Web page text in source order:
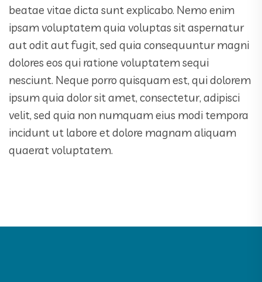
beatae vitae dicta sunt explicabo. Nemo enim
ipsam voluptatem quia voluptas sit aspernatur
aut odit aut fugit, sed quia consequuntur magni
dolores eos qui ratione voluptatem sequi
nesciunt. Neque porro quisquam est, qui dolorem
ipsum quia dolor sit amet, consectetur, adipisci
velit, sed quia non numquam eius modi tempora
incidunt ut labore et dolore magnam aliquam
quaerat voluptatem.